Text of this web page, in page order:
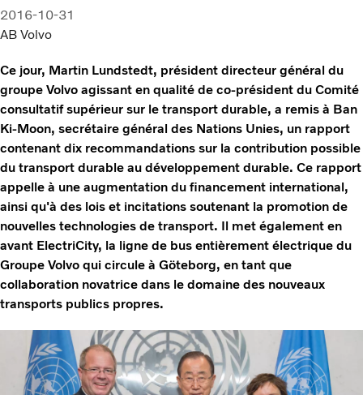
2016-10-31
AB Volvo
Ce jour, Martin Lundstedt, président directeur général du
groupe Volvo agissant en qualité de co-président du Comité
consultatif supérieur sur le transport durable, a remis à Ban
Ki-Moon, secrétaire général des Nations Unies, un rapport
contenant dix recommandations sur la contribution possible
du transport durable au développement durable. Ce rapport
appelle à une augmentation du financement international,
ainsi qu'à des lois et incitations soutenant la promotion de
nouvelles technologies de transport. Il met également en
avant ElectriCity, la ligne de bus entièrement électrique du
Groupe Volvo qui circule à Göteborg, en tant que
collaboration novatrice dans le domaine des nouveaux
transports publics propres.